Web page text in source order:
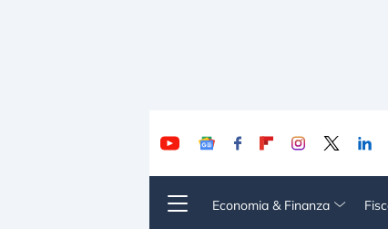
Economia & Finanza